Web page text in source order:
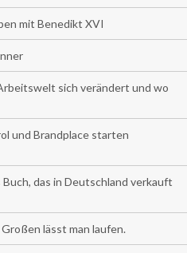
mit Benedikt XVI
sich verändert und wo
und Brandplace starten
das in Deutschland verkauft
lässt man laufen.